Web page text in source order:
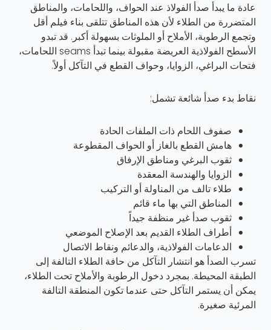
عادة ما يبدأ صدأ الفولاذ عند الحواف، واللحامات، والمناطق
المتضررة من الطلاء لأن هذه المناطق تتلقى بناء فيلم أقل
وتجمع الرطوبة، الأملاح أو الملوثات بسهولة أكبر. قد تبدو
الأسطح الفولاذية العريضة مقبولة بينما تبدأ seams اللحامات،
فتحات البراغي، الزوايا، وحواف القطع في التآكل أولاً.
نقاط بدء صدأ شائعة تشمل:
صفوف اللحام ذات الملفات الحادة
هامش القطع بالغاز أو الحواف المقطوعة
ثقوب البرغي ومناطق الإرفاق
الزوايا والهندسة المعقدة
طلاء تالف من المناولة أو التركيب
المناطق التي بها ماء قائم
ثقوب صدأ غير منظفة جيداً
أطراف الطلاء القديم بعد الإصلاح الموضعي
الدعامات الفولاذية، والدعائم ونقاط الاتصال
تسرب الصدأ هو انتشار التآكل من حافة الطلاء التالفة إلى
الطبقة المحيطة. بمجرد دخول الرطوبة والأملاح تحت الطلاء،
يمكن أن يستمر التآكل حتى عندما تكون المنطقة التالفة
المرئية صغيرة.